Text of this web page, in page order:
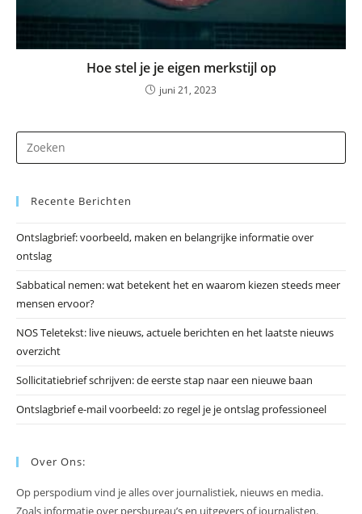
Hoe stel je je eigen merkstijl op
juni 21, 2023
op
Recente Berichten
Ontslagbrief: voorbeeld, maken en belangrijke informatie over
ontslag
Sabbatical nemen: wat betekent het en waarom kiezen steeds meer
mensen ervoor?
NOS Teletekst: live nieuws, actuele berichten en het laatste nieuws
overzicht
Sollicitatiebrief schrijven: de eerste stap naar een nieuwe baan
Ontslagbrief e-mail voorbeeld: zo regel je je ontslag professioneel
Over Ons:
Op perspodium vind je alles over journalistiek, nieuws en media.
Zoals informatie over persbureau’s en uitgevers of journalisten.